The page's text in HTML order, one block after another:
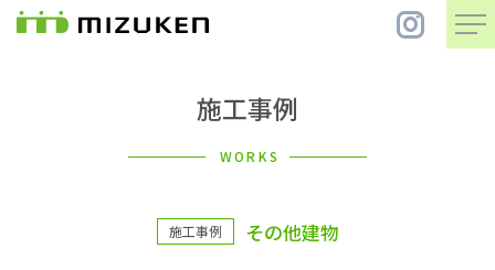
住 宅
施工事例
WORKS
施工事例 その他建物